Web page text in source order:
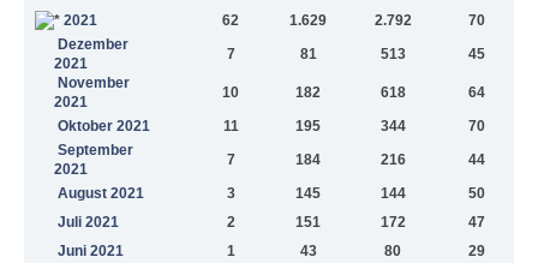
2021
62 1.629 2.792
70
Dezember
2021
7 81 513
45
November
2021
10 182 618
64
Oktober 2021
11 195 344
70
September
2021
7 184 216
44
August 2021
3 145 144
50
Juli 2021
2 151 172
47
Juni 2021
1 43 80 29